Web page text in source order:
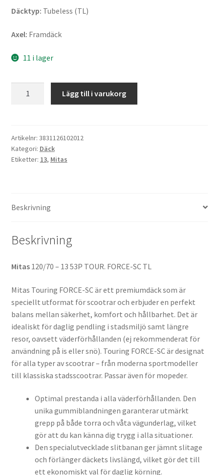
Däcktyp: Tubeless (TL)
Axel: Framdäck
11 i lager
120/70
-
13
mängd
Lägg till i varukorg
Artikelnr: 3831126102012
Kategori: Däck
Etiketter: 13, Mitas
Beskrivning
Beskrivning
Mitas 120/70 – 13 53P TOUR. FORCE-SC TL
Mitas Touring FORCE-SC är ett premiumdäck som är
speciellt utformat för scootrar och erbjuder en perfekt
balans mellan säkerhet, komfort och hållbarhet. Det är
idealiskt för daglig pendling i stadsmiljö samt längre
resor, oavsett väderförhållanden (ej rekommenderat för
användning på is eller snö). Touring FORCE-SC är designat
för alla typer av scootrar – från moderna sportmodeller
till klassiska stadsscootrar. Passar även för mopeder.
Optimal prestanda i alla väderförhållanden. Den
unika gummiblandningen garanterar utmärkt
grepp på både torra och våta vägunderlag, vilket
gör att du kan känna dig trygg i alla situationer.
Den specialutvecklade slitbanan ger jämnt slitage
och förlänger däckets livslängd, vilket gör det till
ett ekonomiskt val för daglig körning.